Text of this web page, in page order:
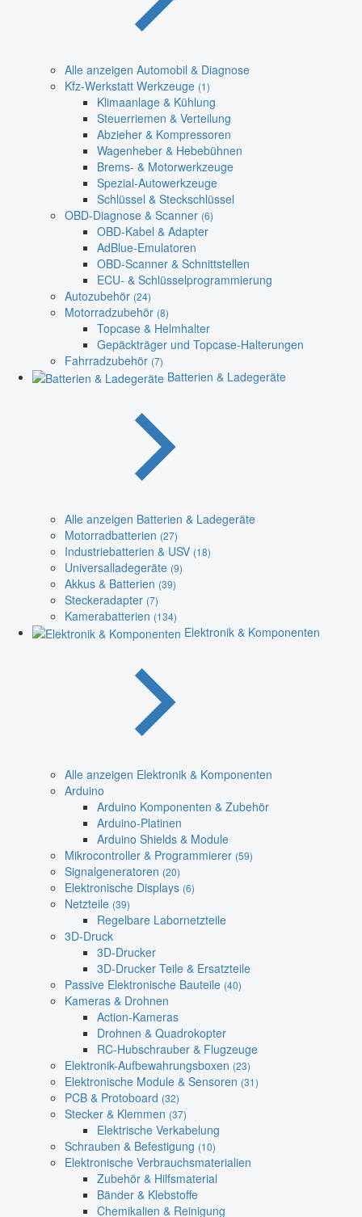
Alle anzeigen Automobil & Diagnose
Kfz-Werkstatt Werkzeuge (1)
Klimaanlage & Kühlung
Steuerriemen & Verteilung
Abzieher & Kompressoren
Wagenheber & Hebebühnen
Brems- & Motorwerkzeuge
Spezial-Autowerkzeuge
Schlüssel & Steckschlüssel
OBD-Diagnose & Scanner (6)
OBD-Kabel & Adapter
AdBlue-Emulatoren
OBD-Scanner & Schnittstellen
ECU- & Schlüsselprogrammierung
Autozubehör (24)
Motorradzubehör (8)
Topcase & Helmhalter
Gepäckträger und Topcase-Halterungen
Fahrradzubehör (7)
Batterien & Ladegeräte
Alle anzeigen Batterien & Ladegeräte
Motorradbatterien (27)
Industriebatterien & USV (18)
Universalladegeräte (9)
Akkus & Batterien (39)
Steckeradapter (7)
Kamerabatterien (134)
Elektronik & Komponenten
Alle anzeigen Elektronik & Komponenten
Arduino
Arduino Komponenten & Zubehör
Arduino-Platinen
Arduino Shields & Module
Mikrocontroller & Programmierer (59)
Signalgeneratoren (20)
Elektronische Displays (6)
Netzteile (39)
Regelbare Labornetzteile
3D-Druck
3D-Drucker
3D-Drucker Teile & Ersatzteile
Passive Elektronische Bauteile (40)
Kameras & Drohnen
Action-Kameras
Drohnen & Quadrokopter
RC-Hubschrauber & Flugzeuge
Elektronik-Aufbewahrungsboxen (23)
Elektronische Module & Sensoren (31)
PCB & Protoboard (32)
Stecker & Klemmen (37)
Elektrische Verkabelung
Schrauben & Befestigung (10)
Elektronische Verbrauchsmaterialien
Zubehör & Hilfsmaterial
Bänder & Klebstoffe
Chemikalien & Reinigung